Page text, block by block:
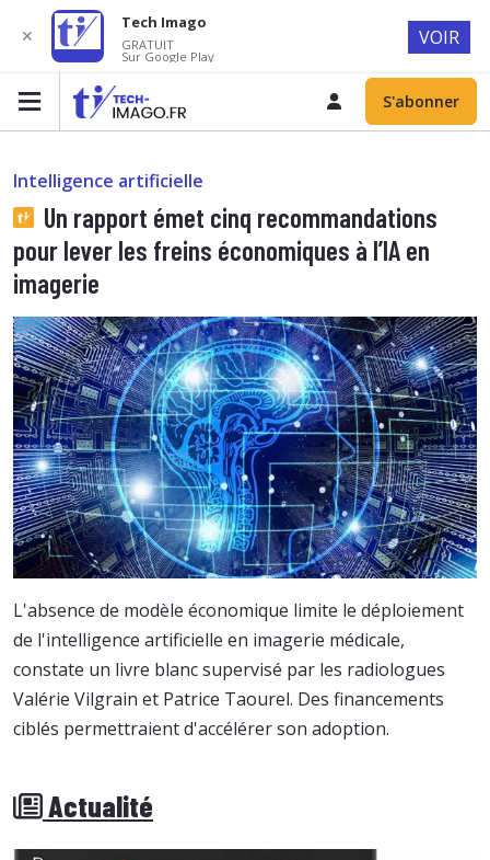
S'abonner
Intelligence artificielle
Un rapport émet cinq recommandations
pour lever les freins économiques à l’IA en
imagerie
L'absence de modèle économique limite le déploiement
de l'intelligence artificielle en imagerie médicale,
constate un livre blanc supervisé par les radiologues
Valérie Vilgrain et Patrice Taourel. Des financements
ciblés permettraient d'accélérer son adoption.
Actualité
✕
Tech Imago
GRATUIT
Sur Google Play
VOIR